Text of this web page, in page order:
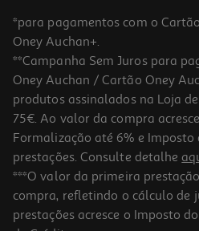
-25%
Puzzle Museum Clementoni Klimt O
9.74 €/un
Price reduced from
12,99 €to
9,74 €
*para pagamentos com o
Oney Auchan+.
**Campanha Sem Juros para
Oney Auchan / Cartão Oney
produtos assinalados na Loja
75€. Ao valor da compra
Formalização até 6% e Imposto
prestações. Consulte detalhe
***O valor da primeira
compra, refletindo o cálculo de
prestações acresce o Imposto